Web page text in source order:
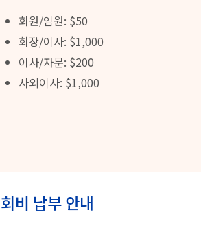
회원/임원: $50
회장/이사: $1,000
이사/자문: $200
사외이사: $1,000
회비 납부 안내